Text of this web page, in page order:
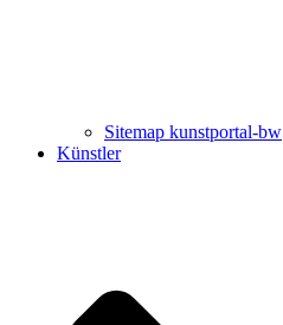
Sitemap kunstportal-bw
Künstler